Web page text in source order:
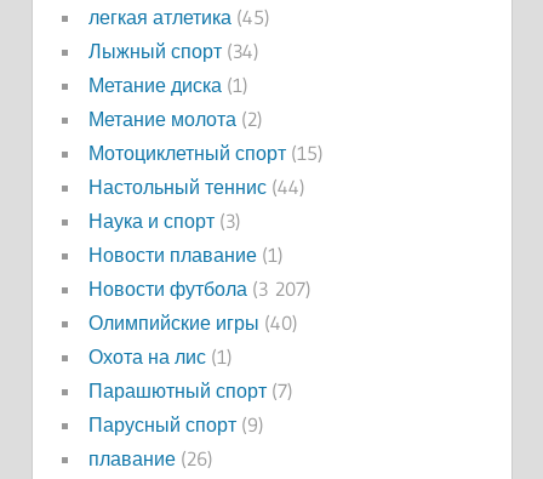
легкая атлетика(45)
Лыжный спорт(34)
Метание диска(1)
Метание молота(2)
Мотоциклетный спорт(15)
Настольный теннис(44)
Наука и спорт(3)
Новости плавание(1)
Новости футбола(3 207)
Олимпийские игры (40)
Охота на лис(1)
Парашютный спорт(7)
Парусный спорт(9)
плавание(26)